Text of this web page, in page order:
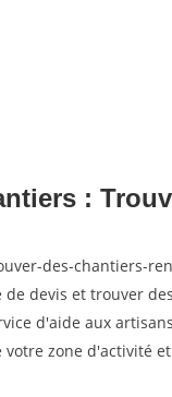
:
des-chantiers-
devis et trouver
d'aide aux
zone d'activité